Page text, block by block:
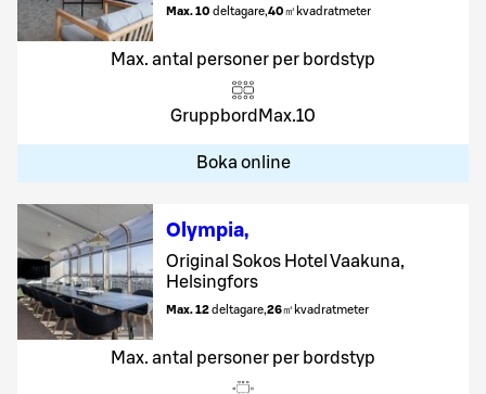
Max. 10 deltagare,40㎡ kvadratmeter
Max. antal personer per bordstyp
Gruppbord Max.10
Boka online
Olympia,
Original Sokos Hotel Vaakuna,
Helsingfors
Max. 12deltagare,26㎡ kvadratmeter
Max. antal personer per bordstyp